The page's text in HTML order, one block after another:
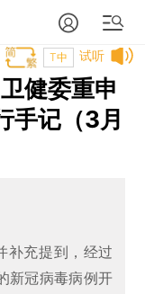
试听
T中
健委重申
手记（3月
补充提到，经过
新冠病毒病例开